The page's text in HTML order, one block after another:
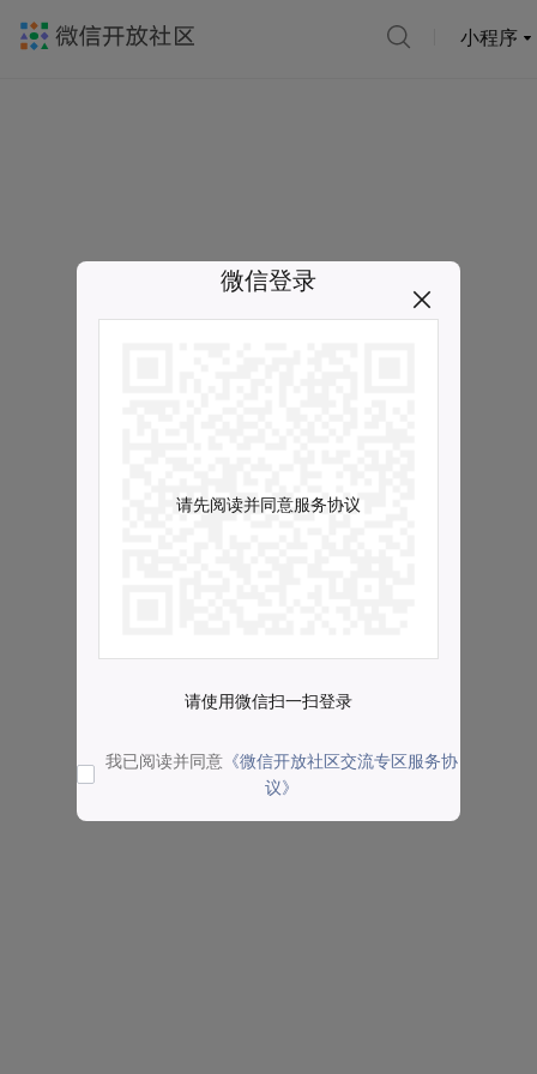
小程序
微信登录
请先阅读并同意服务协议
请使用微信扫一扫登录
我已阅读并同意 《微信开放社区交流专区服务协
议》